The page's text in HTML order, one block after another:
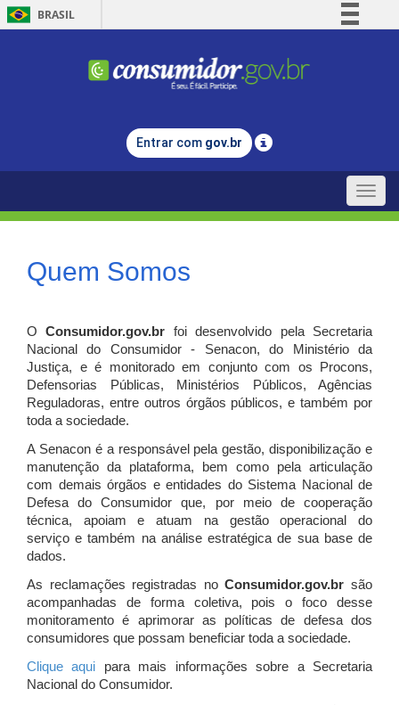
BRASIL
Comunica BR
Legislação
Entrar com gov.br
Toggle
Quem Somos
OConsumidor.gov.br
foi desenvolvido pela Secretaria
Nacional do Consumidor - Senacon, do Ministério da
Justiça, e é monitorado em conjunto com os Procons,
Defensorias Públicas, Ministérios Públicos, Agências
Reguladoras, entre outros órgãos públicos, e também por
toda a sociedade.
A Senacon é a responsável pela gestão, disponibilização e
manutenção da plataforma, bem como pela articulação
com demais órgãos e entidades do Sistema Nacional de
Defesa do Consumidor que, por meio de cooperação
técnica, apoiam e atuam na gestão operacional do
serviço e também na análise estratégica de sua base de
dados.
As reclamações registradas noConsumidor.gov.br são
acompanhadas de forma coletiva, pois o foco desse
monitoramento é aprimorar as políticas de defesa dos
consumidores que possam beneficiar toda a sociedade.
Clique aqui para mais informações sobre a Secretaria
Nacional do Consumidor.